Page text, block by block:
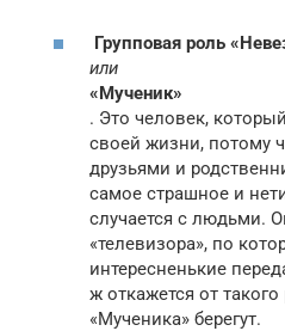
Групповая роль
или
«Мученик»
. Это человек,
своей жизни, потому
друзьями и
самое страшное и
случается с людьми.
«телевизора», по
интересненькие
ж откажется от
«Мученика» берегут.